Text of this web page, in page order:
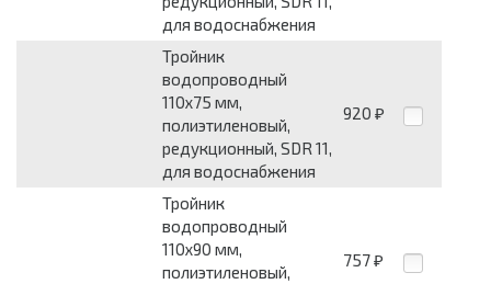
для водоснабжения
Тройник
водопроводный
110x75 мм,
полиэтиленовый,
редукционный, SDR 11,
для водоснабжения
920 ₽
Тройник
водопроводный
110x90 мм,
полиэтиленовый,
757 ₽